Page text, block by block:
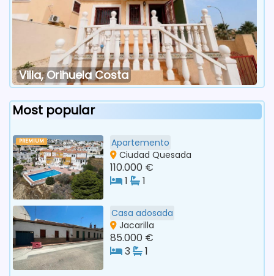
Villa, Orihuela Costa
Most popular
PREMIUM
Apartemento
Ciudad Quesada
110.000 €
1
1
Casa adosada
Jacarilla
85.000 €
3
1